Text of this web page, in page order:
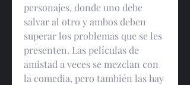
personajes, donde uno debe
salvar al otro y ambos deben
superar los problemas que se les
presenten. Las películas de
amistad a veces se mezclan con
la comedia, pero también las hay